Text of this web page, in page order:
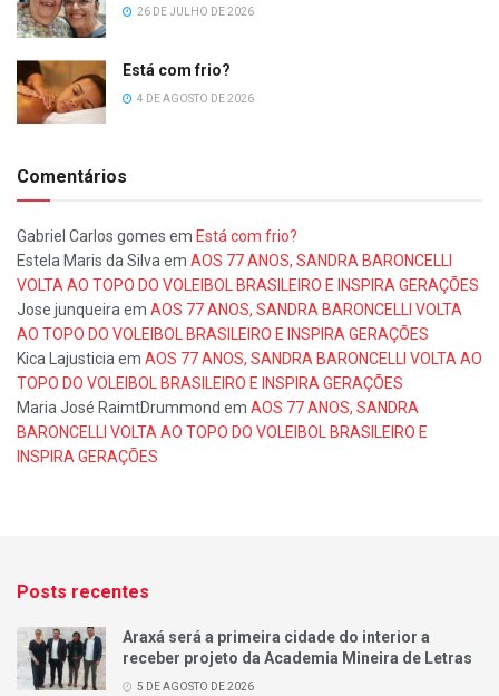
26 DE JULHO DE 2026
Está com frio?
4 DE AGOSTO DE 2026
Comentários
Gabriel Carlos gomes em Está com frio?
Estela Maris da Silva em AOS 77 ANOS, SANDRA BARONCELLI
VOLTA AO TOPO DO VOLEIBOL BRASILEIRO E INSPIRA GERAÇÕES
Jose junqueira em AOS 77 ANOS, SANDRA BARONCELLI VOLTA
AO TOPO DO VOLEIBOL BRASILEIRO E INSPIRA GERAÇÕES
Kica Lajusticia em AOS 77 ANOS, SANDRA BARONCELLI VOLTA AO
TOPO DO VOLEIBOL BRASILEIRO E INSPIRA GERAÇÕES
Maria José RaimtDrummond em AOS 77 ANOS, SANDRA
BARONCELLI VOLTA AO TOPO DO VOLEIBOL BRASILEIRO E
INSPIRA GERAÇÕES
Posts recentes
Araxá será a primeira cidade do interior a
receber projeto da Academia Mineira de Letras
5 DE AGOSTO DE 2026